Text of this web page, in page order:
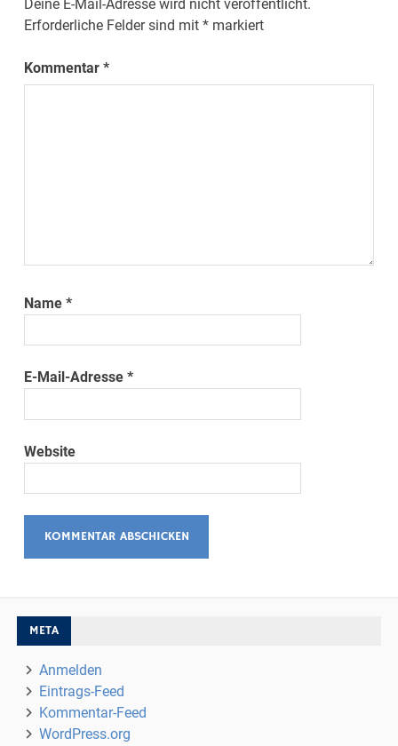
Deine E-Mail-Adresse wird nicht veröffentlicht.
Erforderliche Felder sind mit* markiert
Kommentar*
Name*
E-Mail-Adresse*
Website
META
Anmelden
Eintrags-Feed
Kommentar-Feed
WordPress.org